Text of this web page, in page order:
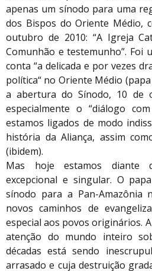
apenas um sínodo para uma
dos Bispos do Oriente Médio,
outubro de 2010: “A Igreja
Comunhão e testemunho”. Foi
conta “a delicada e por vezes
política“ no Oriente Médio
a abertura do Sínodo, 10 de
especialmente o “diálogo
estamos ligados de modo
história da Aliança, assim
(ibidem).
Mas hoje estamos diante
excepcional e singular. O
sínodo para a Pan-Amazônia
novos caminhos de
especial aos povos originários.
atenção do mundo inteiro
décadas está sendo
arrasado e cuja destruição